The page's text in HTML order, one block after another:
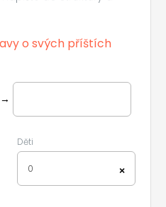
o svých příštích
→
Děti
×
0